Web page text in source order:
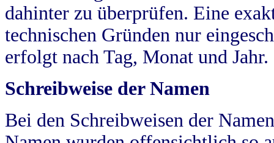
dahinter zu überprüfen. Eine
technischen Gründen nur
erfolgt nach Tag, Monat und Jahr.
Schreibweise der Namen
Bei den Schreibweisen der